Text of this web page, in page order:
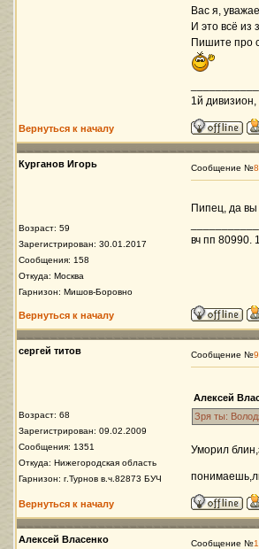
Вас я,
И это всё из
Пишите про
1й дивизион,
Вернуться к началу
Курганов Игорь
Возраст: 59
Зарегистрирован: 30.01.2017
Сообщения: 158
Откуда: Москва
Гарнизон: Мишов-Боровно
Сообщение №8
Пипец, да
вч пп 80990.
Вернуться к началу
сергей титов
Возраст: 68
Зарегистрирован: 09.02.2009
Сообщения: 1351
Откуда: Нижегородская область
Гарнизон: г.Турнов в.ч.82873 БУЧ
Сообщение №9
Алексей
Зря ты:
Уморил
Вернуться к началу
Алексей Власенко Сообщение №